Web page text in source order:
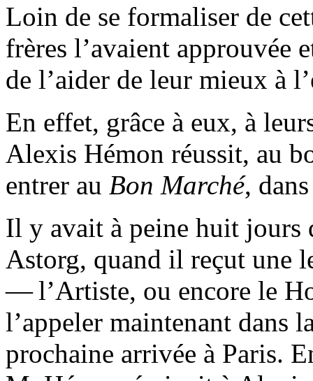
Loin de se formaliser de
frères l’avaient approuvée
de l’aider de leur mieux à
En effet, grâce à eux, à
Alexis Hémon réussit, au
entrer au Bon Marché,
Il y avait à peine huit jours
Astorg, quand il reçut une
— l’Artiste, ou encore le
l’appeler maintenant
prochaine arrivée à Paris.